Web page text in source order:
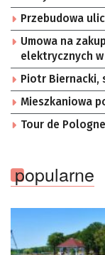
Przebudowa
Umowa na
elektrycznych
Piotr Biernacki,
Mieszkaniowa
Tour de
popularne